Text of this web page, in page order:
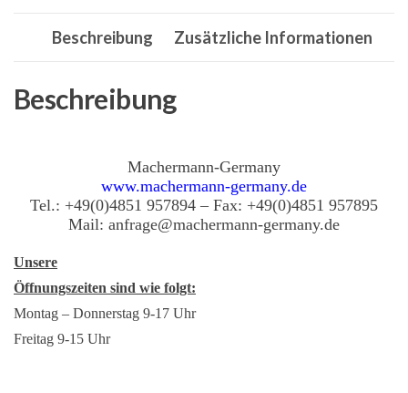
JE150/92A
Rasentraktor,
Beschreibung Zusätzliche Informationen
Beschreibung
Machermann-Germany
www.machermann-germany.de
Tel.: +49(0)4851 957894 – Fax: +49(0)4851 957895
Mail: anfrage@machermann-germany.de
Unsere
Öffnungszeiten sind wie folgt:
Montag – Donnerstag 9-17 Uhr
Freitag 9-15 Uhr